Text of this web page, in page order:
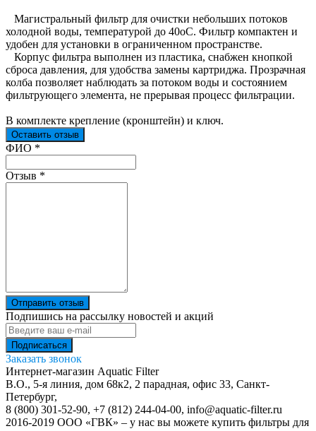
Магистральный фильтр для очистки небольших потоков
холодной воды, температурой до 40оС. Фильтр компактен и
удобен для установки в ограниченном пространстве.
Корпус фильтра выполнен из пластика, снабжен кнопкой
сброса давления, для удобства замены картриджа. Прозрачная
колба позволяет наблюдать за потоком воды и состоянием
фильтрующего элемента, не прерывая процесс фильтрации.
В комплекте крепление (кронштейн) и ключ.
Оставить отзыв
Ваш отзыв был отправлен!
ФИО *
Отзыв *
Отправить отзыв
Подпишись на рассылку новостей и акций
Заказать звонок
Интернет-магазин Aquatic Filter
В.О., 5-я линия, дом 68к2, 2 парадная, офис 33, Санкт-
Петербург,
8 (800) 301-52-90, +7 (812) 244-04-00, info@aquatic-filter.ru
2016-2019 ООО «ГВК» – у нас вы можете купить фильтры для